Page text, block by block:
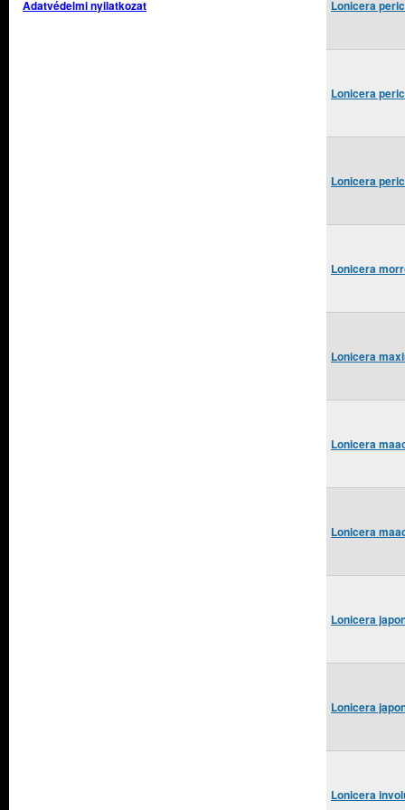
Lonicera
Lonicera
Lonicera
Lonicera
Lonicera
Lonicera
Lonicera
Lonicera
Lonicera
Lonicera
Adatvédelmi nyilatkozat